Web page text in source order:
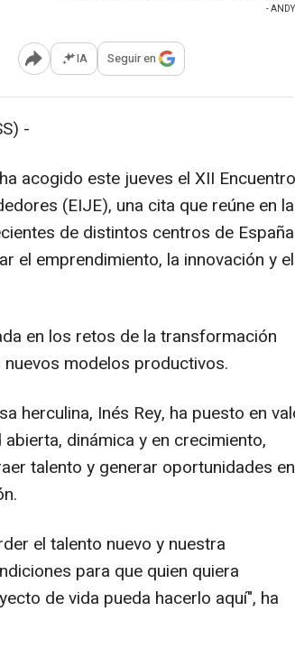
-
Abrir opciones para compartir
IA Seguir en
-
acogido este jueves el XII Encuentro
(EIJE), una cita que reúne en la
de distintos centros de
el emprendimiento, la innovación y el
en los retos de la transformación
modelos productivos.
herculina, Inés Rey, ha puesto en
dinámica y en crecimiento,
talento y generar oportunidades
el talento nuevo y nuestra
para que quien quiera
de vida pueda hacerlo aquí", ha